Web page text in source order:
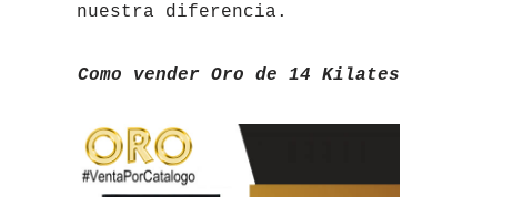
nuestra diferencia.
Como vender Oro de 14 Kilates